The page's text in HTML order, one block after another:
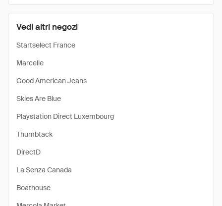
Vedi altri negozi
Startselect France
Marcelle
Good American Jeans
Skies Are Blue
Playstation Direct Luxembourg
Thumbtack
DirectD
La Senza Canada
Boathouse